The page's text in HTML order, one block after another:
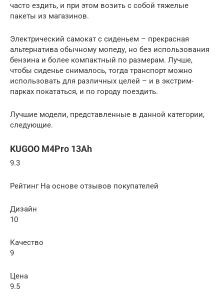
часто ездить, и при этом возить с собой тяжелые
пакеты из магазинов.
Электрический самокат с сиденьем – прекрасная
альтернатива обычному мопеду, но без использования
бензина и более компактный по размерам. Лучше,
чтобы сиденье снималось, тогда транспорт можно
использовать для различных целей – и в экстрим-
парках покататься, и по городу поездить.
Лучшие модели, представленные в данной категории,
следующие.
KUGOO M4Pro 13Ah
9.3
Рейтинг На основе отзывов покупателей
Дизайн
10
Качество
9
Цена
9.5